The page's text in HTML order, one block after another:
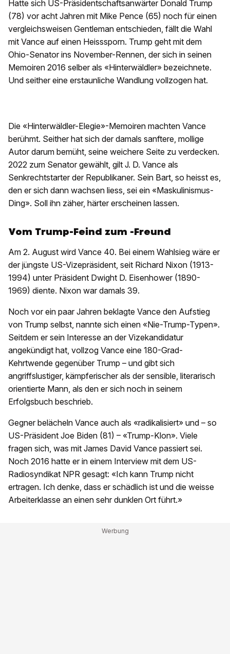
Hatte sich US-Präsidentschaftsanwärter Donald Trump
(78) vor acht Jahren mit Mike Pence (65) noch für einen
vergleichsweisen Gentleman entschieden, fällt die Wahl
mit Vance auf einen Heisssporn. Trump geht mit dem
Ohio-Senator ins November-Rennen, der sich in seinen
Memoiren 2016 selber als «Hinterwäldler» bezeichnete.
Und seither eine erstaunliche Wandlung vollzogen hat.
Die «Hinterwäldler-Elegie»-Memoiren machten Vance
berühmt. Seither hat sich der damals sanftere, mollige
Autor darum bemüht, seine weichere Seite zu verdecken.
2022 zum Senator gewählt, gilt J. D. Vance als
Senkrechtstarter der Republikaner. Sein Bart, so heisst es,
den er sich dann wachsen liess, sei ein «Maskulinismus-
Ding». Soll ihn zäher, härter erscheinen lassen.
Vom Trump-Feind zum -Freund
Am 2. August wird Vance 40. Bei einem Wahlsieg wäre er
der jüngste US-Vizepräsident, seit Richard Nixon (1913-
1994) unter Präsident Dwight D. Eisenhower (1890-
1969) diente. Nixon war damals 39.
Noch vor ein paar Jahren beklagte Vance den Aufstieg
von Trump selbst, nannte sich einen «Nie-Trump-Typen».
Seitdem er sein Interesse an der Vizekandidatur
angekündigt hat, vollzog Vance eine 180-Grad-
Kehrtwende gegenüber Trump – und gibt sich
angriffslustiger, kämpferischer als der sensible, literarisch
orientierte Mann, als den er sich noch in seinem
Erfolgsbuch beschrieb.
Gegner belächeln Vance auch als «radikalisiert» und – so
US-Präsident Joe Biden (81) – «Trump-Klon». Viele
fragen sich, was mit James David Vance passiert sei.
Noch 2016 hatte er in einem Interview mit dem US-
Radiosyndikat NPR gesagt: «Ich kann Trump nicht
ertragen. Ich denke, dass er schädlich ist und die weisse
Arbeiterklasse an einen sehr dunklen Ort führt.»